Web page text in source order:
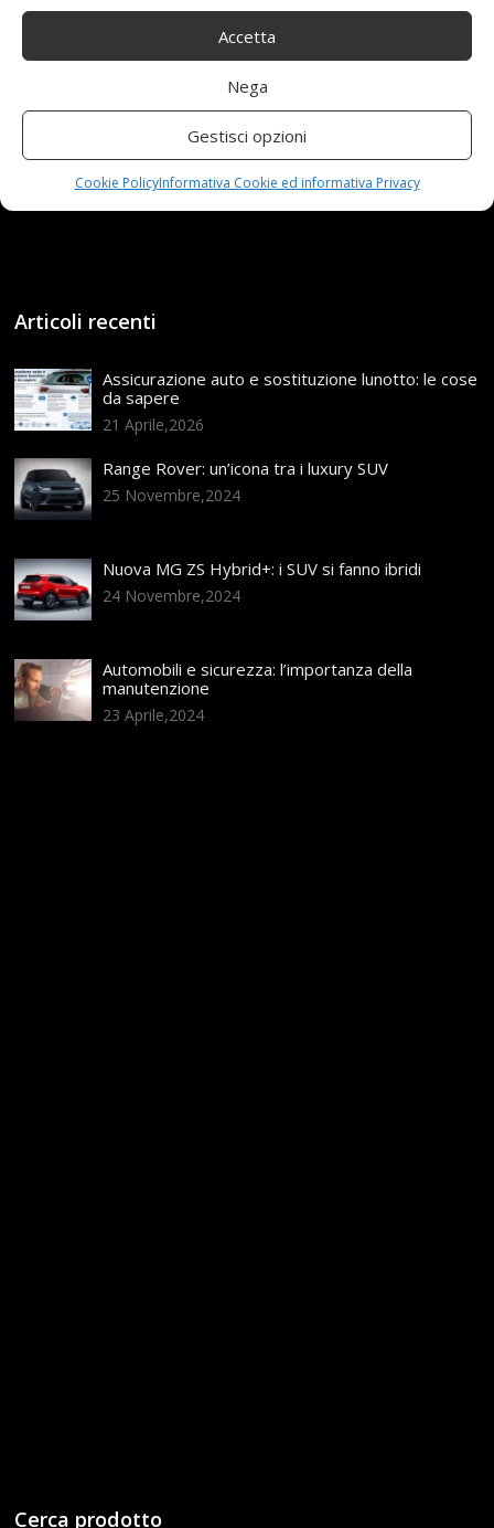
Accetta
Nega
Gestisci opzioni
Cookie PolicyInformativa Cookie ed informativa Privacy
rimuovere, facile da tenere e utilizzare. Prezzo:
[price_with_discount](alla data del [price_update_date] -
Articoli recenti
Assicurazione auto e sostituzione lunotto: le cose
da sapere
21 Aprile,2026
Range Rover: un’icona tra i luxury SUV
25 Novembre,2024
Nuova MG ZS Hybrid+: i SUV si fanno ibridi
24 Novembre,2024
Automobili e sicurezza: l’importanza della
manutenzione
23 Aprile,2024
Cerca prodotto